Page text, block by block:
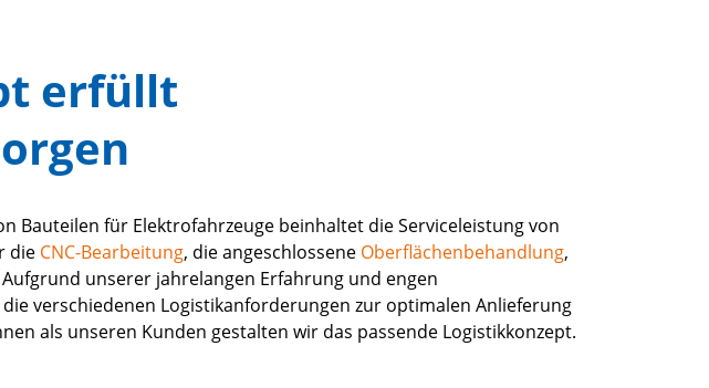
erfüllt
Bauteilen für Elektrofahrzeuge beinhaltet die Serviceleistung von
die CNC-Bearbeitung, die angeschlossene Oberflächenbehandlung,
unserer jahrelangen Erfahrung und engen
verschiedenen Logistikanforderungen zur optimalen Anlieferung
als unseren Kunden gestalten wir das passende Logistikkonzept.